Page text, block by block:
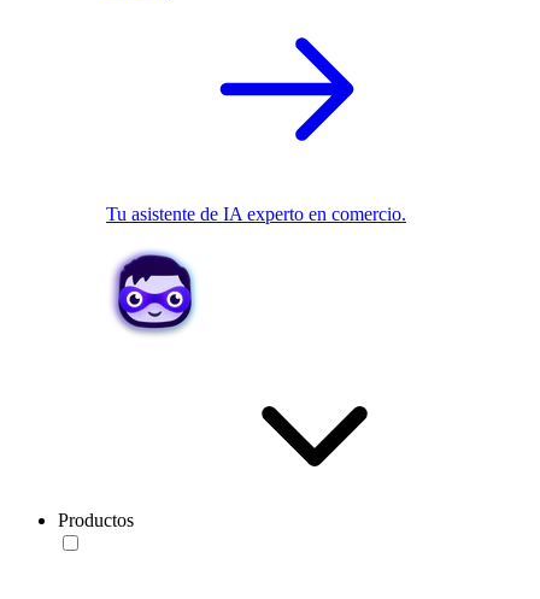
Tu asistente de IA experto en comercio.
Productos